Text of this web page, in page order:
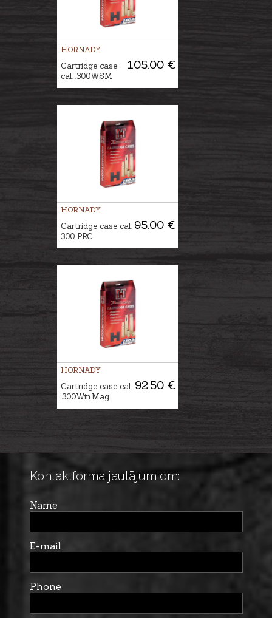
HORNADY
105.00 €
Cartridge case
cal. .300WSM
HORNADY
95.00 €
Cartridge case cal.
300 PRC
HORNADY
92.50 €
Cartridge case cal.
.300Win.Mag.
Kontaktforma jautājumiem:
Name
E-mail
Phone